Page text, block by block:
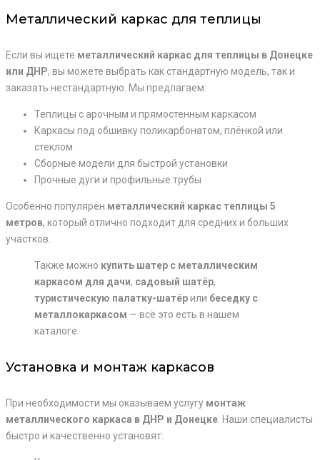
Металлический каркас для теплицы
Если вы ищете металлический каркас для теплицы в Донецке
или ДНР, вы можете выбрать как стандартную модель, так и
заказать нестандартную. Мы предлагаем:
Теплицы с арочным и прямостенным каркасом
Каркасы под обшивку поликарбонатом, плёнкой или
стеклом
Сборные модели для быстрой установки
Прочные дуги и профильные трубы
Особенно популярен металлический каркас теплицы 5
метров, который отлично подходит для средних и больших
участков.
Также можно купить шатер с металлическим
каркасом для дачи, садовый шатёр,
туристическую палатку-шатёрили беседку с
металлокаркасом — всё это есть в нашем
каталоге.
Установка и монтаж каркасов
При необходимости мы оказываем услугу монтаж
металлического каркаса в ДНР и Донецке . Наши специалисты
быстро и качественно установят: